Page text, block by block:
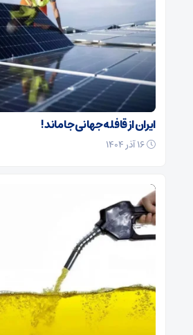
ایران از قافله جهانی جا ماند !